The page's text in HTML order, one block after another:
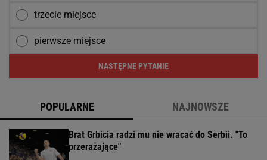
trzecie miejsce
pierwsze miejsce
NASTĘPNE PYTANIE
POPULARNE NAJNOWSZE
Brat Grbicia radzi mu nie wracać do Serbii. "To
przerażające"